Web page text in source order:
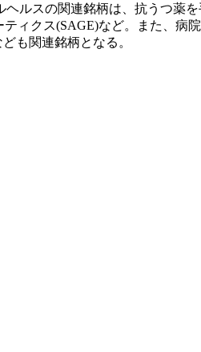
ルスの関連銘柄は、抗うつ薬
ィクス(SAGE)など。また、病
も関連銘柄となる。